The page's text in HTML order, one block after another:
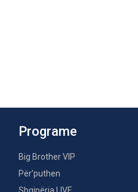
Programe
Big Brother VIP
Për’puthen
Shqipëria LIVE